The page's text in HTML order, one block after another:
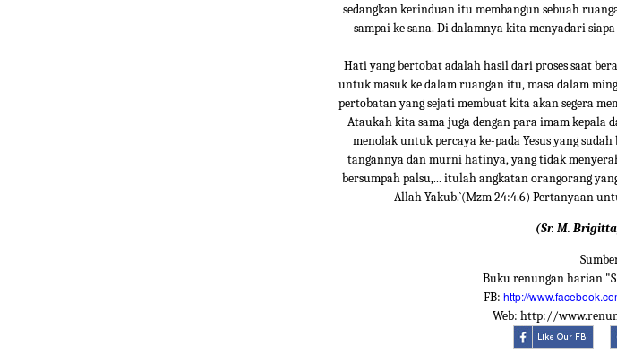
sedangkan kerinduan itu membangun sebuah
sampai ke sana. Di dalamnya kita menyadari
Hati yang bertobat adalah hasil dari proses saat
untuk masuk ke dalam ruangan itu, masa dalam
pertobatan yang sejati membuat kita akan segera
Ataukah kita sama juga dengan para imam kepala
menolak untuk percaya ke-pada Yesus yang
tangannya dan murni hatinya, yang tidak
bersumpah palsu,... itulah angkatan orangorang
Allah Yakub.`(Mzm 24:4.6) Pertanyaan
(Sr. M.
Buku renungan harian
FB: http://
Web: http://